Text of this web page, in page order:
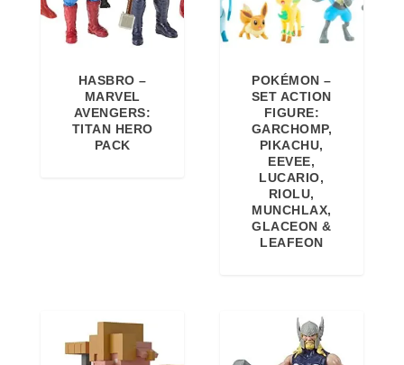
n
a
l
,
9
t
u
HASBRO –
MARVEL
AVENGERS:
TITAN HERO
PACK
POKÉMON –
SET ACTION
FIGURE:
GARCHOMP,
PIKACHU,
EEVEE,
LUCARIO,
RIOLU,
MUNCHLAX,
GLACEON &
LEAFEON